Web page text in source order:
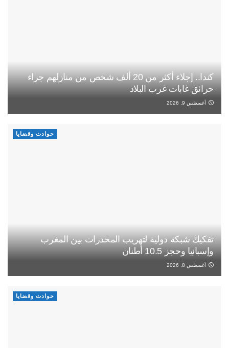
كندا.. إجلاء أكثر من 20 ألف شخص من منازلهم جراء
حرائق غابات غرب البلاد
أغسطس 9, 2026
حوادث وقضايا
تفكيك شبكة دولية لتهريب المخدرات بين المغرب
وإسبانيا وحجز 10.5 أطنان
أغسطس 8, 2026
حوادث وقضايا